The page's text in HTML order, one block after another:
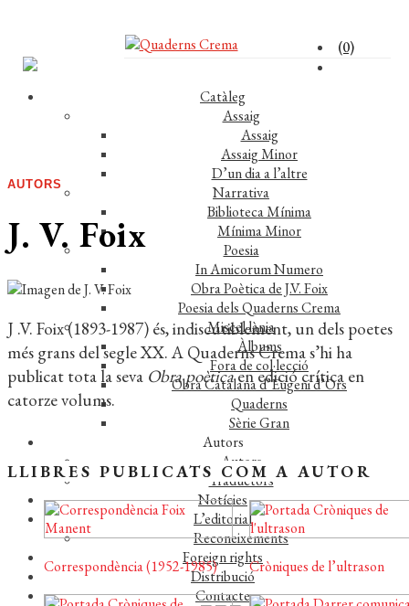
(0)
Catàleg
Assaig
Assaig
Assaig Minor
D’un dia a l’altre
Narrativa
Biblioteca Mínima
Mínima Minor
Poesia
In Amicorum Numero
Obra Poètica de J.V. Foix
Poesia dels Quaderns Crema
Miscel·lània
Àlbums
Fora de col·lecció
Obra Catalana d’Eugeni d’Ors
Quaderns
Sèrie Gran
Autors
Autors
Traductors
Notícies
L’editorial
Reconeixements
Foreign rights
Distribució
Contacte
AUTORS
J. V. Foix
J .V. Foix (1893-1987) és, indiscutiblement, un dels poetes
més grans del segle XX. A Quaderns Crema s’hi ha
publicat tota la seva Obra poèticaen edició crítica en
catorze volums.
LLIBRES PUBLICATS COM A AUTOR
Correspondència (1952-1985) Cròniques de l’ultrason